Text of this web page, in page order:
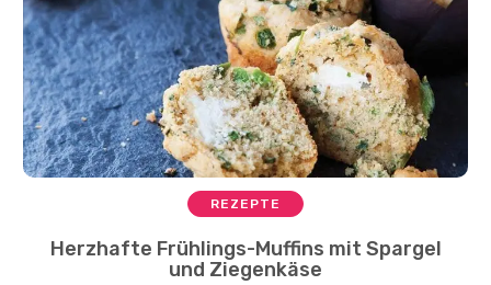
REZEPTE
Herzhafte Frühlings-Muffins mit Spargel
und Ziegenkäse